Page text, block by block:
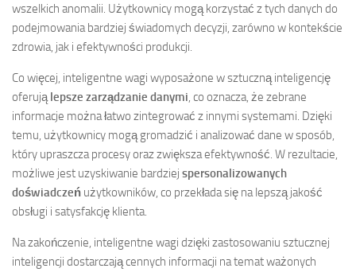
wszelkich anomalii. Użytkownicy mogą korzystać z tych danych do
podejmowania bardziej świadomych decyzji, zarówno w kontekście
zdrowia, jak i efektywności produkcji.
Co więcej, inteligentne wagi wyposażone w sztuczną inteligencję
oferująlepsze zarządzanie danymi, co oznacza, że zebrane
informacje można łatwo zintegrować z innymi systemami. Dzięki
temu, użytkownicy mogą gromadzić i analizować dane w sposób,
który upraszcza procesy oraz zwiększa efektywność. W rezultacie,
możliwe jest uzyskiwanie bardziej spersonalizowanych
doświadczeń użytkowników, co przekłada się na lepszą jakość
obsługi i satysfakcję klienta.
Na zakończenie, inteligentne wagi dzięki zastosowaniu sztucznej
inteligencji dostarczają cennych informacji na temat ważonych